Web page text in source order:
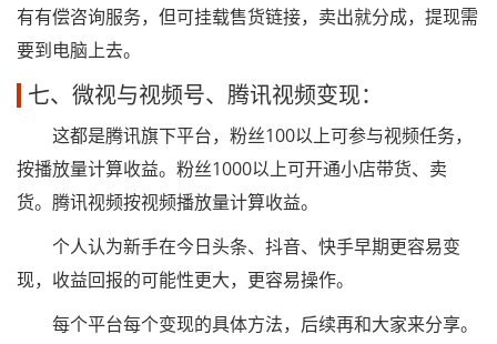
有有偿咨询服务，但可挂载售货链接，卖出就分成，提现需
要到电脑上去。
七、微视与视频号、腾讯视频变现：
这都是腾讯旗下平台，粉丝100以上可参与视频任务，
按播放量计算收益。粉丝1000以上可开通小店带货、卖
货。腾讯视频按视频播放量计算收益。
个人认为新手在今日头条、抖音、快手早期更容易变
现，收益回报的可能性更大，更容易操作。
每个平台每个变现的具体方法，后续再和大家来分享。